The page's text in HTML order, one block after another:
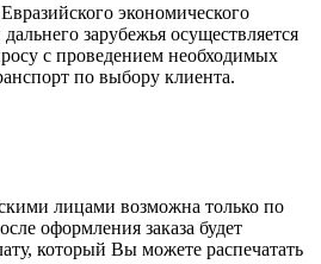
экономического
зарубежья осуществляется
с проведением необходимых
по выбору клиента.
лицами возможна только по
оформления заказа будет
который Вы можете распечатать